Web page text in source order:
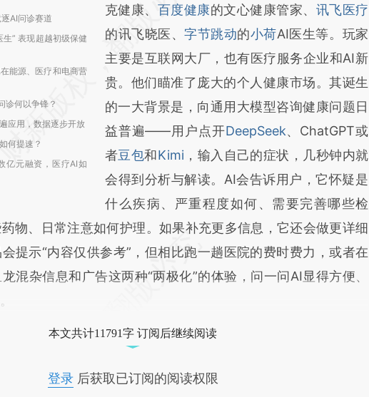
AI问诊赛道
” 表现超越初级保健
能源、医疗和电商营
诊何以争锋？
应用，数据逐步开放
何提速？
亿元融资，医疗AI如
克健康、 百度健康的文心健康管家、 讯飞医疗
的讯飞晓医、字节跳动的小荷AI医生等。玩家
主要是互联网大厂，也有医疗服务企业和AI新
贵。他们瞄准了庞大的个人健康市场。其诞生
的一大背景是，向通用大模型咨询健康问题日
益普遍——用户点开DeepSeek、ChatGPT或
者豆包和Kimi ，输入自己的症状，几秒钟内就
会得到分析与解读。AI会告诉用户，它怀疑是
什么疾病、严重程度如何、需要完善哪些检
物、日常注意如何护理。如果补充更多信息，它还会做更详细
提示“内容仅供参考”，但相比跑一趟医院的费时费力，或者在
混杂信息和广告这两种“两极化”的体验，问一问AI显得方便、
本文共计11791字 订阅后继续阅读
登录后获取已订阅的阅读权限